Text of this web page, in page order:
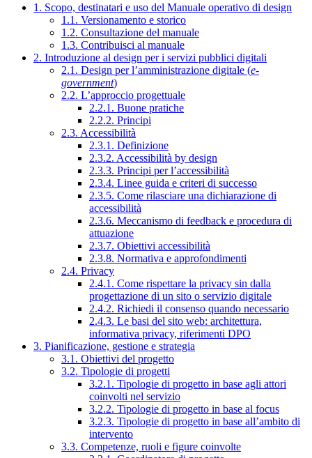
1. Scopo, destinatari e uso del Manuale operativo di design
1.1. Versionamento e storico
1.2. Consultazione del manuale
1.3. Contribuisci al manuale
2. Introduzione al design per i servizi pubblici digitali
2.1. Design per l’amministrazione digitale (e-
government)
2.2. L’approccio progettuale
2.2.1. Buone pratiche
2.2.2. Principi
2.3. Accessibilità
2.3.1. Definizione
2.3.2. Accessibilità by design
2.3.3. Principi per l’accessibilità
2.3.4. Linee guida e criteri di successo
2.3.5. Come rilasciare una dichiarazione di
accessibilità
2.3.6. Meccanismo di feedback e procedura di
attuazione
2.3.7. Obiettivi accessibilità
2.3.8. Normativa e approfondimenti
2.4. Privacy
2.4.1. Come rispettare la privacy sin dalla
progettazione di un sito o servizio digitale
2.4.2. Richiedi il consenso quando necessario
2.4.3. Le basi del sito web: architettura,
informativa privacy, riferimenti DPO
3. Pianificazione, gestione e strategia
3.1. Obiettivi del progetto
3.2. Tipologie di progetti
3.2.1. Tipologie di progetto in base agli attori
coinvolti nel servizio
3.2.2. Tipologie di progetto in base al focus
3.2.3. Tipologie di progetto in base all’ambito di
intervento
3.3. Competenze, ruoli e figure coinvolte